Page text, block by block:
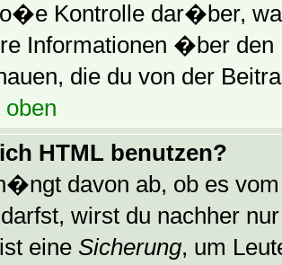
Kontrolle dar�ber,
Informationen �ber den
die du von der
oben
HTML benutzen?
davon ab, ob es
wirst du nachher
eine Sicherung, um